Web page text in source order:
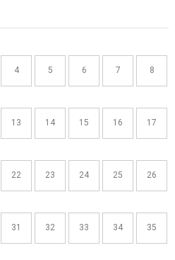
4 5 6 7 8
13 14 15 16 17
22 23 24 25 26
31 32 33 34 35